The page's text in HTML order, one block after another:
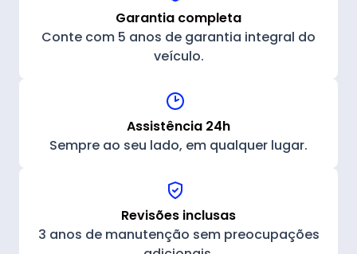
Garantia completa
Conte com 5 anos de garantia integral do
veículo.
Assistência 24h
Sempre ao seu lado, em qualquer lugar.
Revisões inclusas
3 anos de manutenção sem preocupações